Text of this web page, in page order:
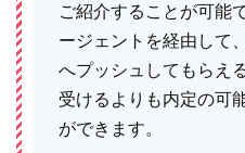
ご紹介することが可能
ージェントを経由して
へプッシュしてもらえ
受けるよりも内定の可
ができます。